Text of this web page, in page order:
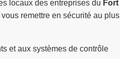
locaux des entreprises du Fort
remettre en sécurité au plus
et aux systèmes de contrôle